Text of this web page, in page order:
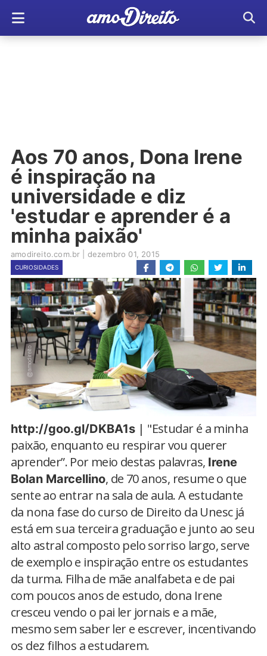
Aos 70 anos, Dona Irene
é inspiração na
universidade e diz
'estudar e aprender é a
minha paixão'
amodireito.com.br dezembro 01, 2015
CURIOSIDADES
http://goo.gl/DKBA1s | "Estudar é a minha
paixão, enquanto eu respirar vou querer
aprender”. Por meio destas palavras, Irene
Bolan Marcellino, de 70 anos, resume o que
sente ao entrar na sala de aula. A estudante
da nona fase do curso de Direito da Unesc já
está em sua terceira graduação e junto ao seu
alto astral composto pelo sorriso largo, serve
de exemplo e inspiração entre os estudantes
da turma. Filha de mãe analfabeta e de pai
com poucos anos de estudo, dona Irene
cresceu vendo o pai ler jornais e a mãe,
mesmo sem saber ler e escrever, incentivando
os dez filhos a estudarem.